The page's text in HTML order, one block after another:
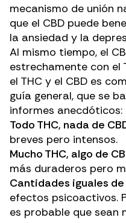
mecanismo de unión
que el CBD puede
la ansiedad y la
Al mismo tiempo, el
estrechamente con el
el THC y el CBD es
guía general, que se
informes anecdóticos:
Todo THC, nada de
breves pero intensos.
Mucho THC, algo de
más duraderos pero
Cantidades iguales de
efectos psicoactivos.
es probable que sean